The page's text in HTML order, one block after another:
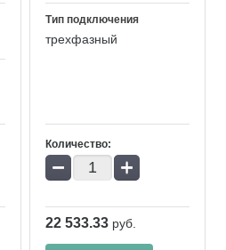
Тип подключения
трехфазный
Количество:
− +
22 533.33 руб.